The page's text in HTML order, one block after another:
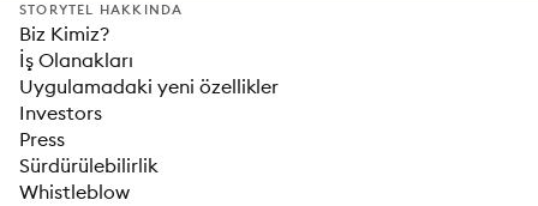
STORYTEL HAKKINDA
Biz Kimiz?
İş Olanakları
Uygulamadaki yeni özellikler
Investors
Press
Sürdürülebilirlik
Whistleblow